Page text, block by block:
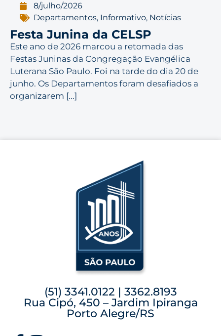
8/julho/2026
Departamentos, Informativo, Notícias
Festa Junina da CELSP
Este ano de 2026 marcou a retomada das
Festas Juninas da Congregação Evangélica
Luterana São Paulo. Foi na tarde do dia 20 de
junho. Os Departamentos foram desafiados a
organizarem [...]
(51) 3341.0122 | 3362.8193
Rua Cipó, 450 – Jardim Ipiranga
Porto Alegre/RS